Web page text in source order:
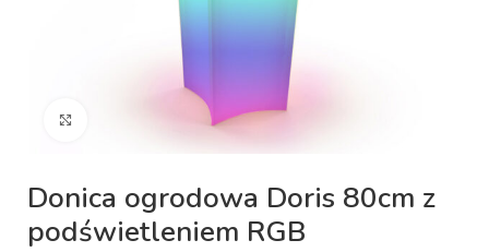
Kliknij aby powiększyć
Donica ogrodowa Doris 80cm z
podświetleniem RGB